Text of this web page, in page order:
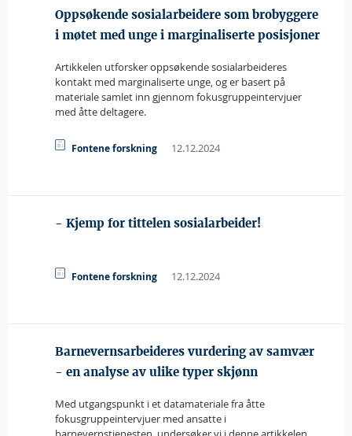
Oppsøkende sosialarbeidere som brobyggere
i møtet med unge i marginaliserte posisjoner
Artikkelen utforsker oppsøkende sosialarbeideres
kontakt med marginaliserte unge, og er basert på
materiale samlet inn gjennom fokusgruppeintervjuer
med åtte deltagere.
Fontene forskning 12.12.2024
- Kjemp for tittelen sosialarbeider!
Fontene forskning 12.12.2024
Barnevernsarbeideres vurdering av samvær
- en analyse av ulike typer skjønn
Med utgangspunkt i et datamateriale fra åtte
fokusgruppeintervjuer med ansatte i